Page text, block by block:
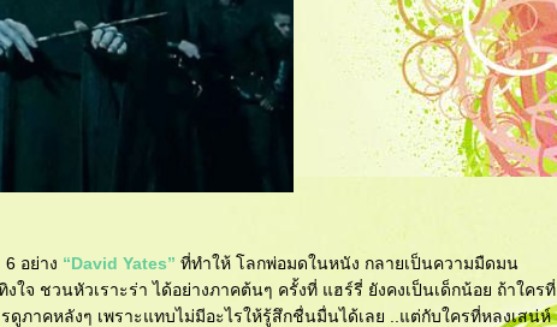
อย่าง “David Yates” ที่ทำให้ โลกพ่อมดในหนัง กลายเป็นความมืดมน
จ ชวนหัวเราะร่า ได้อย่างภาคต้นๆ ครั้งที่ แฮร์รี่ ยังคงเป็นเด็กน้อย ถ้าใครที่
ภาคหลังๆ เพราะแทบไม่มีอะไรให้รู้สึกชื่นมื่นได้เลย ..แต่กับใครที่หลงเสน่ห์